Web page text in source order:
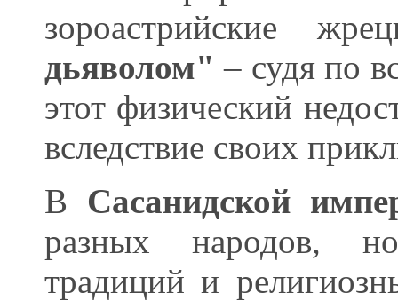
зороастрийские
дьяволом" – судя по
этот физический
вследствие своих
В Сасанидской
разных народов,
традиций и